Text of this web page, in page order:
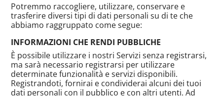
Potremmo raccogliere, utilizzare, conservare e
trasferire diversi tipi di dati personali su di te che
abbiamo raggruppato come segue:
INFORMAZIONI CHE RENDI PUBBLICHE
È possibile utilizzare i nostri Servizi senza registrarsi,
ma sarà necessario registrarsi per utilizzare
determinate funzionalità e servizi disponibili.
Registrandoti, fornirai e condividerai alcuni dei tuoi
dati personali con il pubblico e con altri utenti. Ad